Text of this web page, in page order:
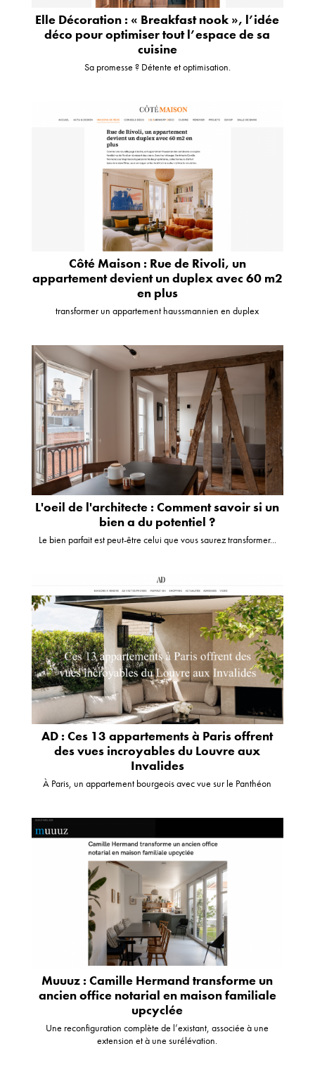
Elle Décoration : « Breakfast nook », l’idée
déco pour optimiser tout l’espace de sa
cuisine
Sa promesse ? Détente et optimisation.
Côté Maison : Rue de Rivoli, un
appartement devient un duplex avec 60 m2
en plus
transformer un appartement haussmannien en duplex
L'oeil de l'architecte : Comment savoir si un
bien a du potentiel ?
Le bien parfait est peut-être celui que vous saurez transformer...
AD : Ces 13 appartements à Paris offrent
des vues incroyables du Louvre aux
Invalides
À Paris, un appartement bourgeois avec vue sur le Panthéon
Muuuz : Camille Hermand transforme un
ancien office notarial en maison familiale
upcyclée
Une reconfiguration complète de l’existant, associée à une
extension et à une surélévation.